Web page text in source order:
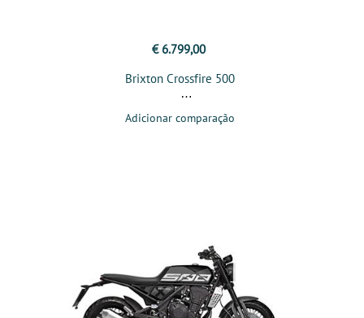
€ 6.799,00
Brixton Crossfire 500
Adicionar comparação